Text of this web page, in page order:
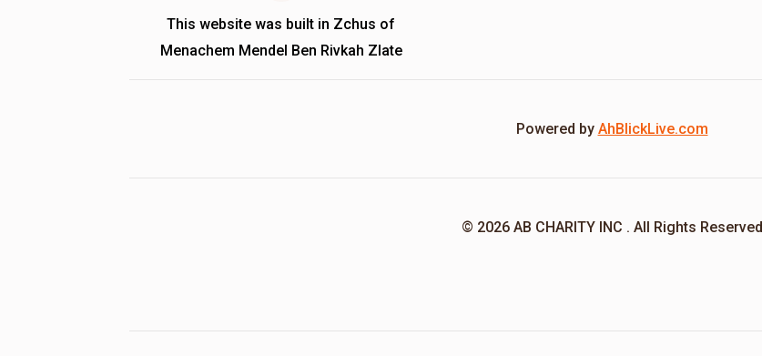
This website was built in Zchus of
Menachem Mendel Ben Rivkah Zlate
Powered by AhBlickLive.com
© 2026 AB CHARITY INC . All Rights Reserved